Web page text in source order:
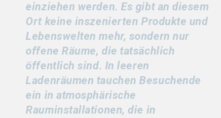
einziehen werden. Es gibt an diesem
Ort keine inszenierten Produkte und
Lebenswelten mehr, sondern nur
offene Räume, die tatsächlich
öffentlich sind. In leeren
Ladenräumen tauchen Besuchende
ein in atmosphärische
Rauminstallationen, die in